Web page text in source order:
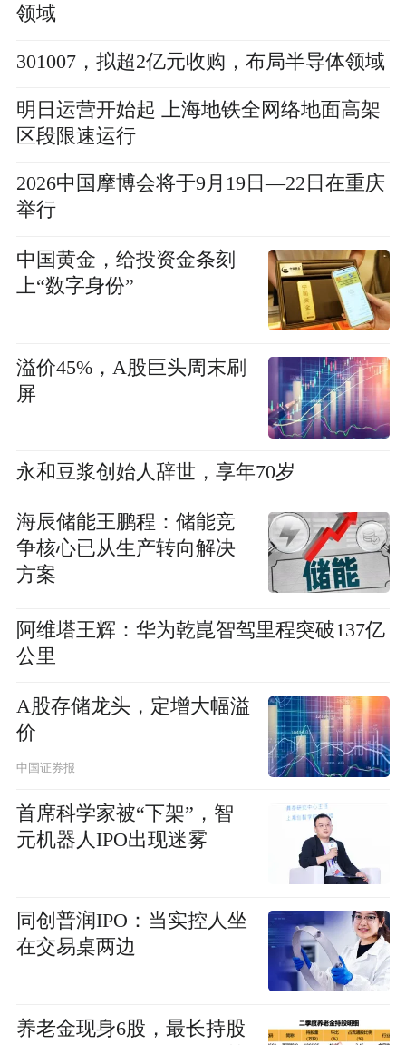
领域
301007，拟超2亿元收购，布局半导体领域
明日运营开始起 上海地铁全网络地面高架
区段限速运行
2026中国摩博会将于9月19日—22日在重庆
举行
中国黄金，给投资金条刻
上“数字身份”
溢价45%，A股巨头周末刷
屏
永和豆浆创始人辞世，享年70岁
海辰储能王鹏程：储能竞
争核心已从生产转向解决
方案
阿维塔王辉：华为乾崑智驾里程突破137亿
公里
A股存储龙头，定增大幅溢
价
中国证券报
首席科学家被“下架”，智
元机器人IPO出现迷雾
同创普润IPO：当实控人坐
在交易桌两边
养老金现身6股，最长持股